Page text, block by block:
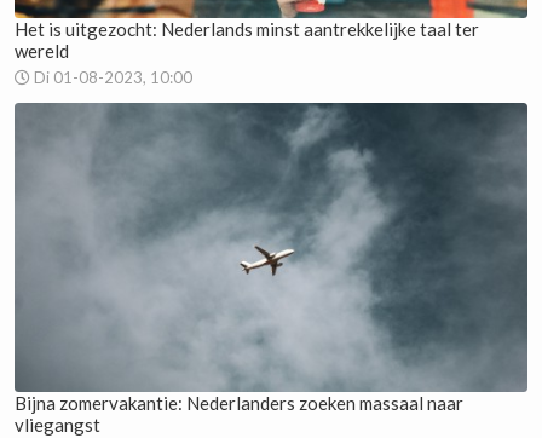
Het is uitgezocht: Nederlands minst aantrekkelijke taal ter
wereld
Di 01-08-2023, 10:00
Bijna zomervakantie: Nederlanders zoeken massaal naar
vliegangst